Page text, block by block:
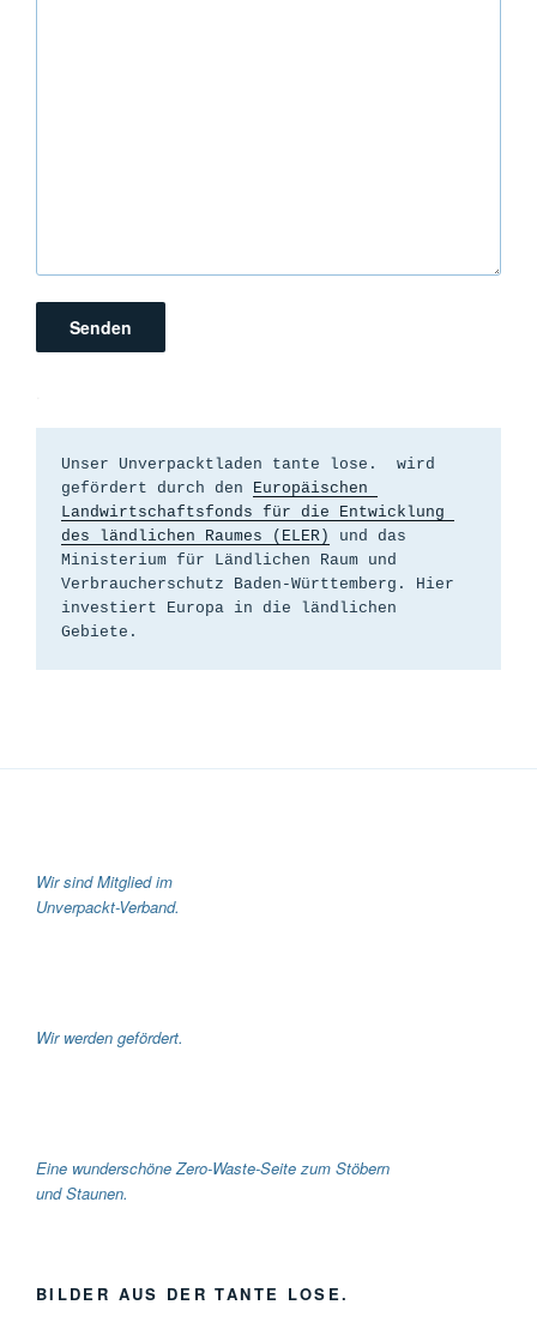
Unser Unverpacktladen tante lose.  wird
gefördert durch den
Europäischen
Landwirtschaftsfonds für die Entwicklung
des ländlichen Raumes (ELER)
und das
Ministerium für Ländlichen Raum und
Verbraucherschutz Baden-Württemberg. Hier
investiert Europa in die ländlichen
Gebiete.
Wir sind Mitglied im
Unverpackt-Verband.
Wir werden gefördert.
Eine wunderschöne Zero-Waste-Seite zum Stöbern
und Staunen.
BILDER AUS DER TANTE LOSE.